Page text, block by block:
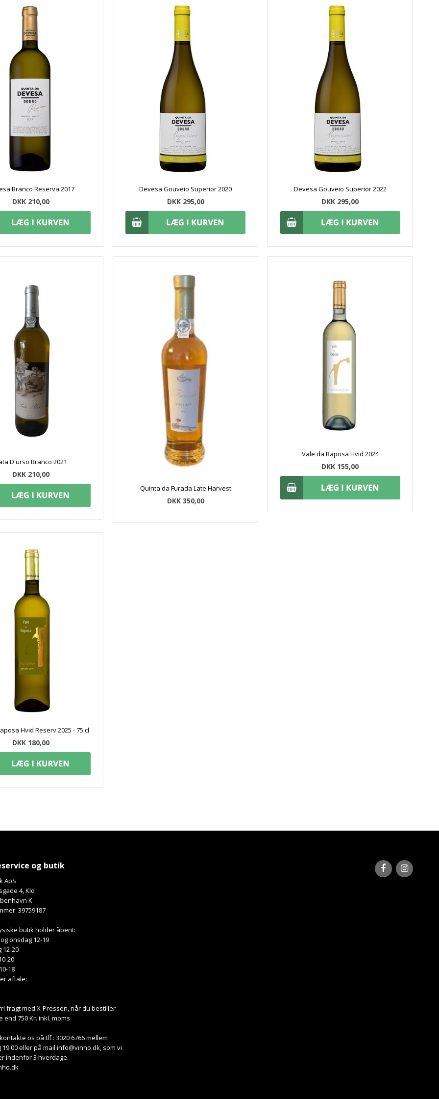
Branco Reserva 2017
DKK 210,00
Devesa Gouveio Superior 2020
DKK 295,00
Devesa Gouveio Superior 2022
DKK 295,00
D'urso Branco 2021
DKK 210,00
Quinta da Furada Late Harvest
DKK 350,00
Vale da Raposa Hvid 2024
DKK 155,00
Hvid Reserv 2025 - 75 cl
DKK 180,00
og butik
ApS
4, Kld
K
39759187
butik holder åbent:
onsdag 12-19
12-20
20
18
aftale:
fragt med X-Pressen, når du bestiller
end 750 Kr. inkl. moms
os på tlf.: 3020 6766 mellem
19.00 eller på mailinfo@vinho.dk, som vi
indenfor 3 hverdage.